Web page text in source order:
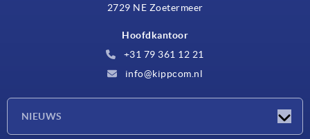
2729 NE Zoetermeer
Hoofdkantoor
+31 79 361 12 21
info@kippcom.nl
NIEUWS